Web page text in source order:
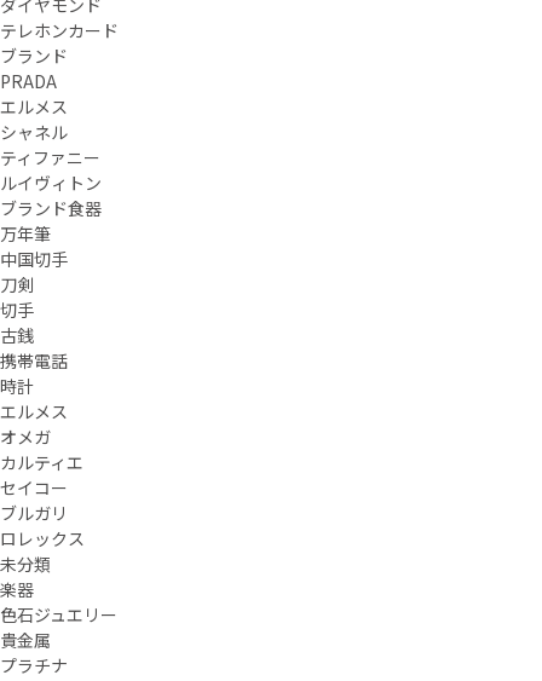
ダイヤモンド
テレホンカード
ブランド
PRADA
エルメス
シャネル
ティファニー
ルイヴィトン
ブランド食器
万年筆
中国切手
刀剣
切手
古銭
携帯電話
時計
エルメス
オメガ
カルティエ
セイコー
ブルガリ
ロレックス
未分類
楽器
色石ジュエリー
貴金属
プラチナ